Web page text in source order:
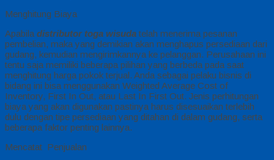
Menghitung Biaya
Apabila distributor toga wisuda telah menerima pesanan
pembelian, maka yang demikian akan menghapus persediaan dari
gudang, kemudian mengirimkannya ke pelanggan. Perusahaan ini
tentu saja memiliki beberapa pilihan yang berbeda pada saat
menghitung harga pokok terjual. Anda sebagai pelaku bisnis di
bidang ini bisa menggunakan Weighted Average Cost of
Inventory, First In Out, atau Last In First Out. Jenis perhitungan
biaya yang akan digunakan pastinya harus disesuaikan terlebih
dulu dengan tipe persediaan yang ditahan di dalam gudang, serta
beberapa faktor penting lainnya.
Mencatat Penjualan